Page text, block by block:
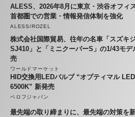
ALESS、2026年8月に東京・渋谷オフィ
首都圏での営業・情報発信体制を強化
ALESS/ROZEL
株式会社国際貿易、往年の名車「スズキ
SJ410」と「ミニクーパーS」の1/43モデ
売
ワールドマーケット
HID交換用LEDバルブ “オプティマル
6500K” 新発売
ベロフジャパン
最先端の取り締まりに、最先端の対策を